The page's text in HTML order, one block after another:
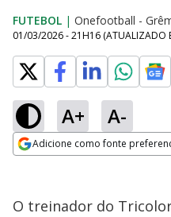
FUTEBOL | Onefootball -
01/03/2026 - 21H16 (ATUALIZADO
A+ A-
Adicione como fonte
O treinador do